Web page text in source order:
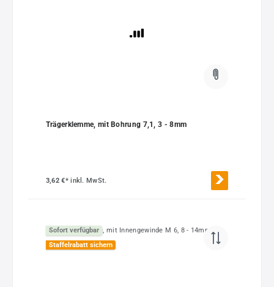
Trägerklemme, mit Bohrung 7,1, 3 - 8mm
3,62 €*inkl. MwSt.
Sofort verfügbar
Staffelrabatt sichern